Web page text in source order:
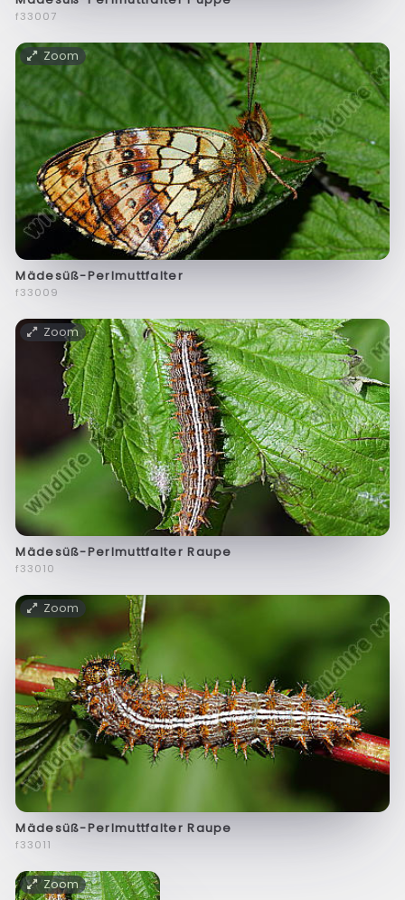
f33007
Zoom
Mädesüß-Perlmuttfalter
f33009
Zoom
Mädesüß-Perlmuttfalter Raupe
f33010
Zoom
Mädesüß-Perlmuttfalter Raupe
f33011
Zoom